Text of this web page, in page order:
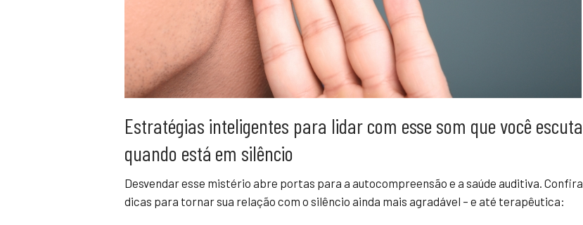
Estratégias inteligentes para lidar com esse som que você escuta
quando está em silêncio
Desvendar esse mistério abre portas para a autocompreensão e a saúde auditiva. Confira
dicas para tornar sua relação com o silêncio ainda mais agradável – e até terapêutica: